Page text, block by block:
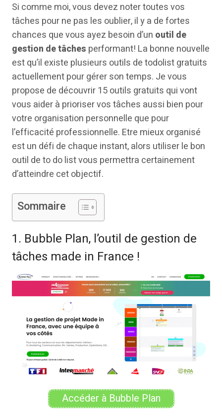
Si comme moi, vous devez noter toutes vos
tâches pour ne pas les oublier, il y a de fortes
chances que vous ayez besoin d’un outil de
gestion de tâches performant! La bonne nouvelle
est qu’il existe plusieurs outils de todolist gratuits
actuellement pour gérer son temps. Je vous
propose de découvrir 15 outils gratuits qui vont
vous aider à prioriser vos tâches aussi bien pour
votre organisation personnelle que pour
l’efficacité professionnelle. Etre mieux organisé
est un défi de chaque instant, alors utiliser le bon
outil de to do list vous permettra certainement
d’atteindre cet objectif.
Sommaire
1. Bubble Plan, l’outil de gestion de
tâches made in France !
Accéder à Bubble Plan